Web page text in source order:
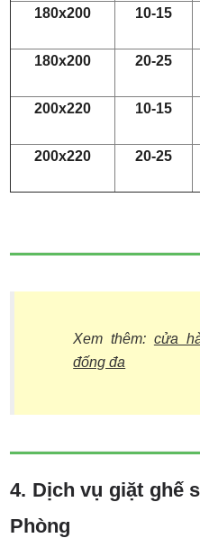
180x200
10-15
180x200
20-25
200x220
10-15
200x220
20-25
Xem thêm: cửa
đống đa
4. Dịch vụ giặt ghế
Phòng